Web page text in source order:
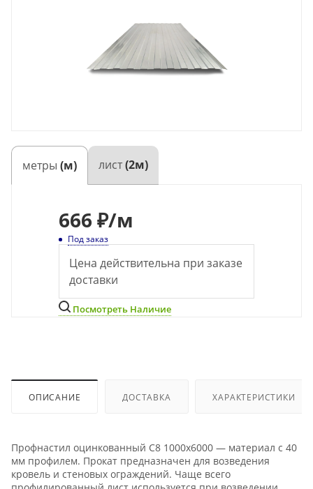
метры (м) лист(2м)
666 ₽/м
Под заказ
Цена действительна при заказе
доставки
Посмотреть Наличие
ОПИСАНИЕ ДОСТАВКА ХАРАКТЕРИСТИКИ
Профнастил оцинкованный С8 1000x6000 — материал с 40
мм профилем. Прокат предназначен для возведения
кровель и стеновых ограждений. Чаще всего